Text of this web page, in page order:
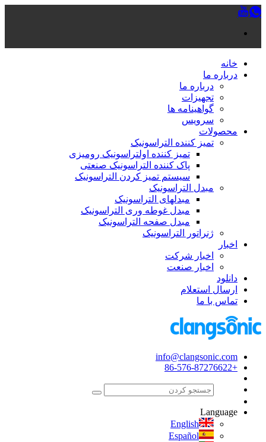
خانه
درباره ما
درباره ما
تجهیزات
گواهینامه ها
سرویس
محصولات
تمیز کننده التراسونیک
تمیز کننده اولتراسونیک رومیزی
پاک کننده التراسونیک صنعتی
سیستم تمیز کردن التراسونیک
مبدل التراسونیک
مبدلهای التراسونیک
مبدل غوطه وری التراسونیک
مبدل صفحه التراسونیک
ژنراتور التراسونیک
اخبار
اخبار شرکت
اخبار صنعت
دانلود
ارسال استعلام
تماس با ما
info@clangsonic.com
+86-576-87276622
Language
English
Español